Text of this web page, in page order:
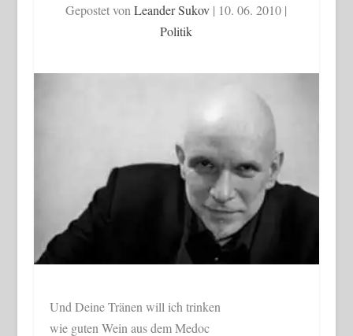
Gepostet vonLeander Sukov | 10. 06. 2010 |
Politik
Und Deine Tränen will ich trinken
wie guten Wein aus dem Medoc